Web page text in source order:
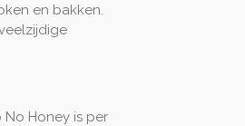
en bakken.
Honey is per